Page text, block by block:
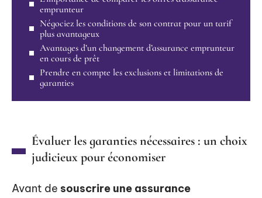
emprunteur
Négociez les conditions de son contrat pour un tarif
plus avantageux
Avantages d’un changement d’assurance emprunteur
en cours de prêt
Prendre en compte les exclusions et limitations de
garanties
Évaluer les garanties nécessaires : un choix
judicieux pour économiser
Avant de souscrire une assurance